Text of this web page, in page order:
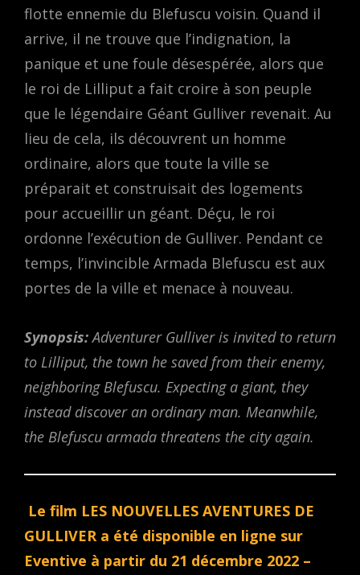
flotte ennemie du Blefuscu voisin. Quand il
arrive, il ne trouve que l’indignation, la
panique et une foule désespérée, alors que
le roi de Lilliput a fait croire à son peuple
que le légendaire Géant Gulliver revenait. Au
lieu de cela, ils découvrent un homme
ordinaire, alors que toute la ville se
préparait et construisait des logements
pour accueillir un géant. Déçu, le roi
ordonne l’exécution de Gulliver. Pendant ce
temps, l’invincible Armada Blefuscu est aux
portes de la ville et menace à nouveau.
Synopsis:Adventurer Gulliver is invited to return
to Lilliput, the town he saved from their enemy,
neighboring Blefuscu. Expecting a giant, they
instead discover an ordinary man. Meanwhile,
the Blefuscu armada threatens the city again.
Le film LES NOUVELLES AVENTURES DE
GULLIVER a été disponible en ligne sur
Eventive à partir du 21 décembre 2022 –